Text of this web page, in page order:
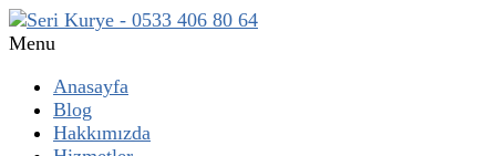
Menu
Anasayfa
Blog
Hakkımızda